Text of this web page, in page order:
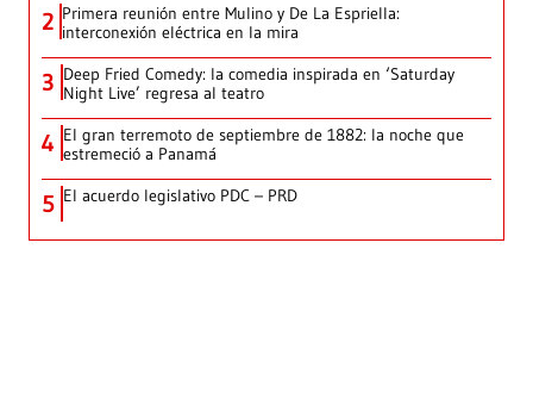
2 Primera reunión entre Mulino y De La Espriella:
interconexión eléctrica en la mira
3 Deep Fried Comedy: la comedia inspirada en ‘Saturday
Night Live’ regresa al teatro
4 El gran terremoto de septiembre de 1882: la noche que
estremeció a Panamá
5 El acuerdo legislativo PDC – PRD